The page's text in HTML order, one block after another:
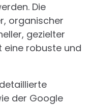
Die
organischer
gezielter
eine robuste und
der Google